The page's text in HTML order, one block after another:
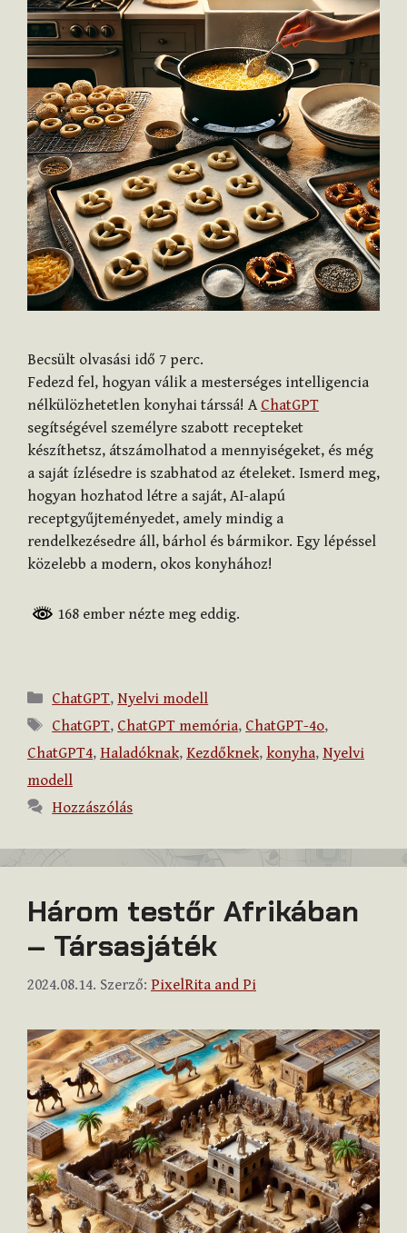
Becsült olvasási idő 7 perc.
Fedezd fel, hogyan válik a mesterséges intelligencia
nélkülözhetetlen konyhai társsá! A ChatGPT
segítségével személyre szabott recepteket
készíthetsz, átszámolhatod a mennyiségeket, és még
a saját ízlésedre is szabhatod az ételeket. Ismerd meg,
hogyan hozhatod létre a saját, AI-alapú
receptgyűjteményedet, amely mindig a
rendelkezésedre áll, bárhol és bármikor. Egy lépéssel
közelebb a modern, okos konyhához!
168 ember nézte meg eddig.
Kategória
ChatGPT, Nyelvi modell
Címkék
ChatGPT, ChatGPT memória, ChatGPT-4o,
ChatGPT4, Haladóknak, Kezdőknek, konyha, Nyelvi
modell
Hozzászólás
Három testőr Afrikában
– Társasjáték
2024.08.14. Szerző: PixelRita and Pi